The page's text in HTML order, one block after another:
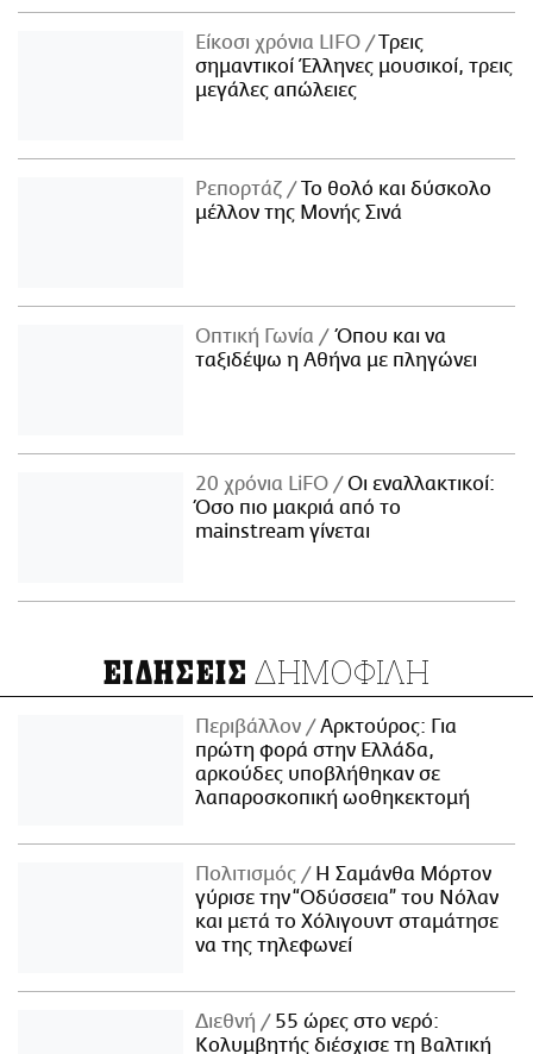
Είκοσι χρόνια LIFO
Tρεις
σημαντικοί Έλληνες μουσικοί, τρεις
μεγάλες απώλειες
Ρεπορτάζ
Το θολό και δύσκολο
μέλλον της Μονής Σινά
Οπτική Γωνία
Όπου και να
ταξιδέψω η Αθήνα με πληγώνει
20 χρόνια LiFO
Οι εναλλακτικοί:
Όσο πιο μακριά από το
mainstream γίνεται
ΕΙΔΗΣΕΙΣ ΔΗΜΟΦΙΛΗ
Περιβάλλον
Αρκτούρος: Για
πρώτη φορά στην Ελλάδα,
αρκούδες υποβλήθηκαν σε
λαπαροσκοπική ωοθηκεκτομή
Πολιτισμός
Η Σαμάνθα Μόρτον
γύρισε την “Οδύσσεια” του Νόλαν
και μετά το Χόλιγουντ σταμάτησε
να της τηλεφωνεί
Διεθνή
55 ώρες στο νερό:
Κολυμβητής διέσχισε τη Βαλτική